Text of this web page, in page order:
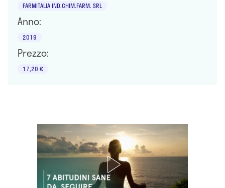
FARMITALIA IND.CHIM.FARM. SRL
Anno:
2019
Prezzo:
17,20 €